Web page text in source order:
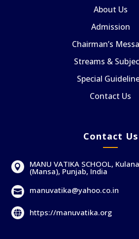
About Us
Admission
Chairman’s
Streams &
Special
Contact Us
Contact Us
 MANU VATIKA SCHOOL,
(Mansa), Punjab, India
 manuvatika@yahoo.co.in
 https://manuvatika.org